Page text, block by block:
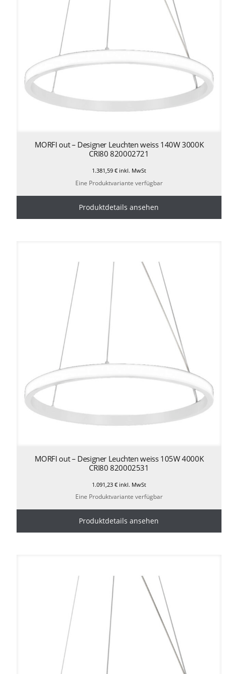
MORFI out – Designer Leuchten weiss 140W 3000K
CRI80 820002721
1.381,59 €inkl. MwSt
Eine Produktvariante verfügbar
Produktdetails ansehen
MORFI out – Designer Leuchten weiss 105W 4000K
CRI80 820002531
1.091,23 €inkl. MwSt
Eine Produktvariante verfügbar
Produktdetails ansehen